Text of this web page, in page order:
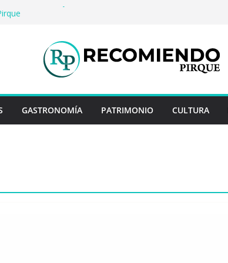
Historia, arte y entretención en Centro
Credit y diferencias frente a
que nunca pasan de moda
GASTRONOMÍA PATRIMONIO CULTURA